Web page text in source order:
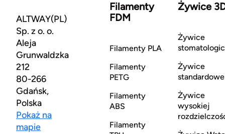
ALTWAY(PL)
Sp. z o. o.
Aleja
Grunwaldzka
212
80-266
Gdańsk,
Polska
Pokaż na
mapie
Filamenty
FDM
Filamenty PLA
Filamenty
PETG
Filamenty
ABS
Filamenty
Żywice
Żywice
Żywice
standardowe
Żywice
wysokiej